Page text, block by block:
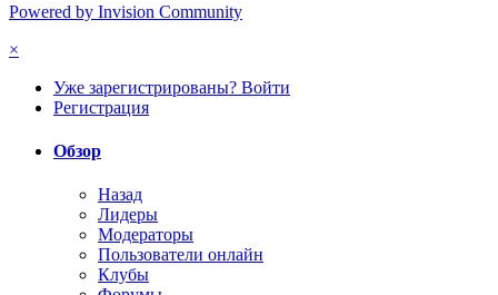
Powered by Invision Community
×
Уже зарегистрированы? Войти
Регистрация
Обзор
Назад
Лидеры
Модераторы
Пользователи онлайн
Клубы